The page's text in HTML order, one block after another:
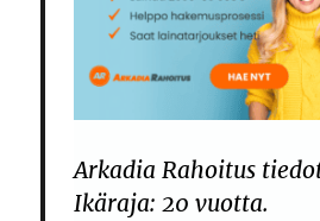
Arkadia Rahoitus
Ikäraja: 20 vuotta.